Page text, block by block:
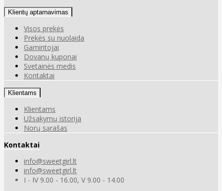
Klientų aptarnavimas
Visos prekės
Prekės su nuolaida
Gamintojai
Dovanų kuponai
Svetainės medis
Kontaktai
Klientams
Klientams
Užsakymų istorija
Norų sąrašas
Kontaktai
info@sweetgirl.lt
info@sweetgirl.lt
I - IV 9.00 - 16.00, V 9.00 - 14.00